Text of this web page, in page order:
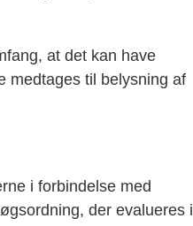
at det kan have
medtages til belysning af
i forbindelse med
der evalueres i